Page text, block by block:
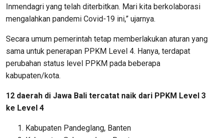
Inmendagri yang telah diterbitkan. Mari kita berkolaborasi
mengalahkan pandemi Covid-19 ini,” ujarnya.
Secara umum pemerintah tetap memberlakukan aturan yang
sama untuk penerapan PPKM Level 4. Hanya, terdapat
perubahan status level PPKM pada beberapa
kabupaten/kota.
12 daerah di Jawa Bali tercatat naik dari PPKM Level 3
ke Level 4
Kabupaten Pandeglang, Banten